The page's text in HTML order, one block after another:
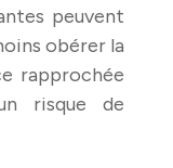
peuvent
obérer la
rapprochée
risque de